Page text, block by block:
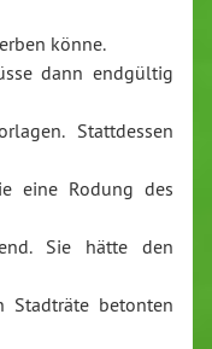
könne.
dann endgültig
Stattdessen
eine Rodung des
Sie hätte den
Stadträte betonten